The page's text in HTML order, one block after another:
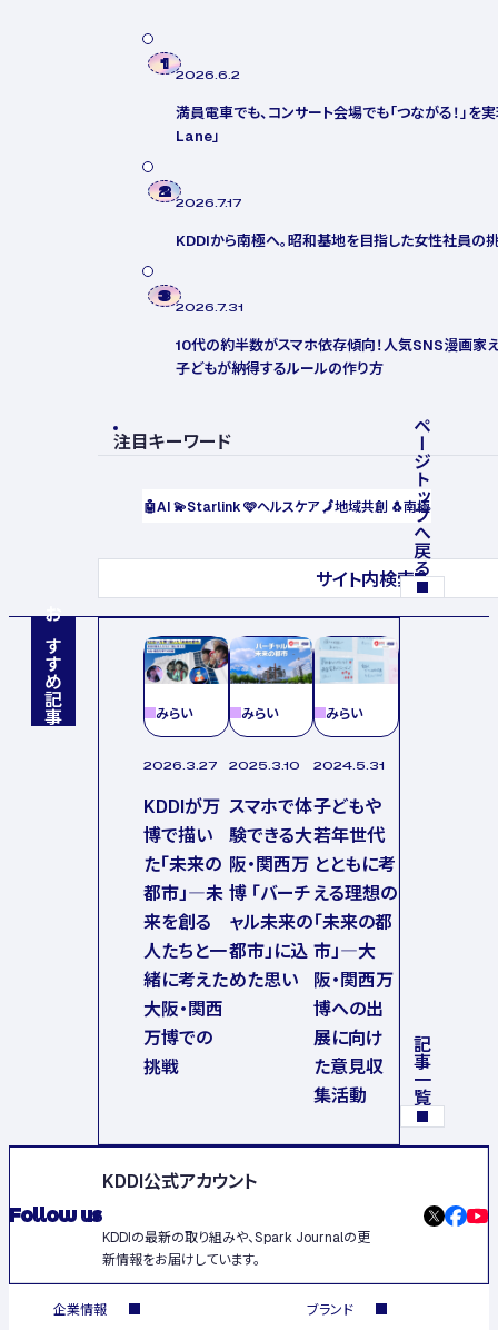
1
2026.6.2
満員電車でも、コンサート会場でも「つながる！」
Lane」
2
2026.7.17
KDDIから南極へ。昭和基地を目指した女性社員の
3
2026.7.31
10代の約半数がスマホ依存傾向！人気SNS漫画家え
子どもが納得するルールの作り方
注目キーワード
🤖AI💫Starlink🩷ヘルスケア🗾地域共創 🐧南極
サイト内検索
ページトップへ戻る
おすすめ記事 みらい
2026.3.27
KDDIが万
博で描い
た「未来の
都市」—未
来を創る
人たちと一
緒に考えた
大阪・関西
万博での
挑戦
みらい
2025.3.10
スマホで体
験できる大
阪・関西万
博 「バーチ
ャル未来の
都市」に込
めた思い
みらい
2024.5.31
子どもや
若年世代
とともに考
える理想の
「未来の都
市」―大
阪・関西万
博への出
展に向け
た意見収
集活動
記事一覧
Follow us
KDDI公式アカウント
KDDIの最新の取り組みや、Spark Journalの更
新情報をお届けしています。
企業情報
ブランド